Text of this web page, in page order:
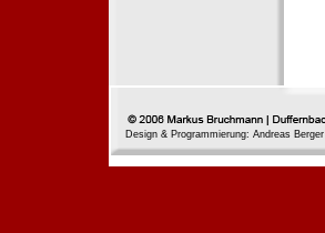
Design & Programmierung: Andreas Berger